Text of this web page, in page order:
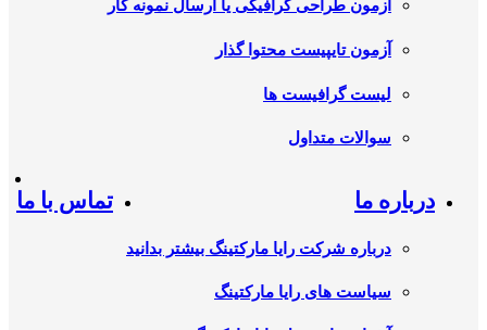
آزمون طراحی گرافیکی یا ارسال نمونه کار
آزمون تایپیست محتوا گذار
لیست گرافیست ها
سوالات متداول
درباره ما
درباره شرکت رایا مارکتینگ بیشتر بدانید
سیاست های رایا مارکتینگ
تماس با ما